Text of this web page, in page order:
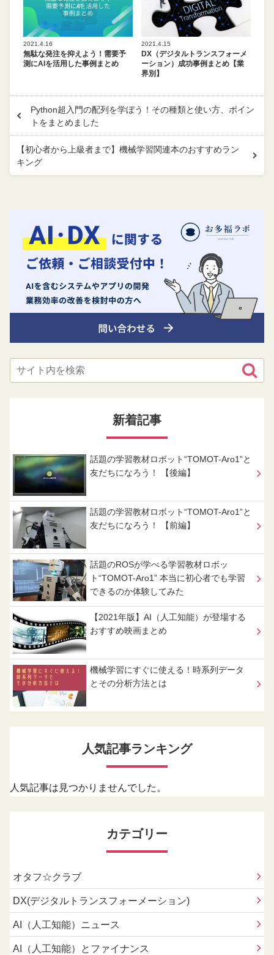
2021.4.16
無駄な発注を抑えよう！需要予
測にAIを活用した事例まとめ
2021.4.15
DX（デジタルトランスフォーメ
ーション）成功事例まとめ【業
界別】
Python超入門の配列を学ぼう！その種類と使い方、ポイン
トをまとめました
【初心者から上級者まで】機械学習関連本のおすすめラン
キング
新着記事
話題の学習教材ロボット“TOMOT-Aro1”と
友だちになろう！ 【後編】
話題の学習教材ロボット“TOMOT-Aro1”と
友だちになろう！ 【前編】
話題のROSが学べる学習教材ロボッ
ト“TOMOT-Aro1” 本当に初心者でも学習
できるのか体験してみた
【2021年版】AI（人工知能）が登場する
おすすめ映画まとめ
機械学習にすぐに使える！時系列データ
とその分析方法とは
人気記事ランキング
人気記事は見つかりませんでした。
カテゴリー
オタフ☆クラブ
DX(デジタルトランスフォーメーション)
AI（人工知能）ニュース
AI（人工知能）とファイナンス